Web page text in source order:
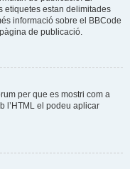
etiquetes estan delimitades
informació sobre el BBCode
de publicació.
per que es mostri com a
l’HTML el podeu aplicar